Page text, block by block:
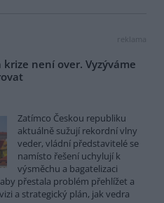
reklama
není over. Vyzýváme
Zatímco Českou republiku
aktuálně sužují rekordní vlny
veder, vládní představitelé se
namísto řešení uchylují k
výsměchu a bagatelizaci
přestala problém přehlížet a
a strategický plán, jak vedra